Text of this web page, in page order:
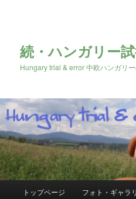
続・ハンガリー
Hungary trial & error 中欧ハンガリ
メ
トップページ フォト・ギャラ